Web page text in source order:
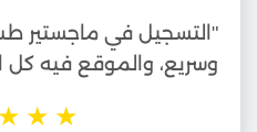
"التسجيل في ماجستير
وسريع، والموقع فيه كل
★
★
★